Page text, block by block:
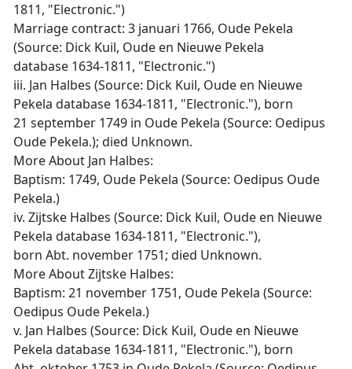
1811, "Electronic.")
Marriage contract: 3 januari 1766, Oude Pekela
(Source: Dick Kuil, Oude en Nieuwe Pekela
database 1634-1811, "Electronic.")
iii. Jan Halbes (Source: Dick Kuil, Oude en Nieuwe
Pekela database 1634-1811, "Electronic."), born
21 september 1749 in Oude Pekela (Source: Oedipus
Oude Pekela.); died Unknown.
More About Jan Halbes:
Baptism: 1749, Oude Pekela (Source: Oedipus Oude
Pekela.)
iv. Zijtske Halbes (Source: Dick Kuil, Oude en Nieuwe
Pekela database 1634-1811, "Electronic."),
born Abt. november 1751; died Unknown.
More About Zijtske Halbes:
Baptism: 21 november 1751, Oude Pekela (Source:
Oedipus Oude Pekela.)
v. Jan Halbes (Source: Dick Kuil, Oude en Nieuwe
Pekela database 1634-1811, "Electronic."), born